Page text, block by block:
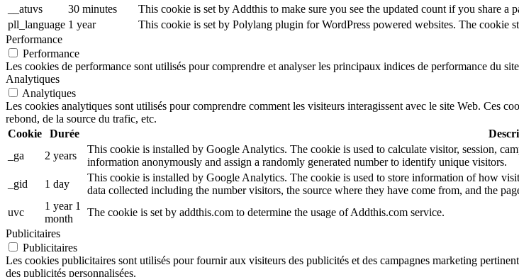
__atuvs
30 minutes
This cookie is set by Addthis to make sure you see the updated count if you share a
pll_language 1 year
This cookie is set by Polylang plugin for WordPress powered websites. The cookie
Performance
Performance
Les cookies de performance sont utilisés pour comprendre et analyser les principaux indices de performance du
Analytiques
Analytiques
Les cookies analytiques sont utilisés pour comprendre comment les visiteurs interagissent avec le site Web. Ces
rebond, de la source du trafic, etc.
Cookie
Durée
_ga
2 years
This cookie is installed by Google Analytics. The cookie is used to calculate visitor, session,
information anonymously and assign a randomly generated number to identify unique visitors.
_gid
1 day
This cookie is installed by Google Analytics. The cookie is used to store information of how
data collected including the number visitors, the source where they have come from, and the
uvc
1 year 1
month
The cookie is set by addthis.com to determine the usage of Addthis.com service.
Publicitaires
Publicitaires
Les cookies publicitaires sont utilisés pour fournir aux visiteurs des publicités et des campagnes marketing
des publicités personnalisées.